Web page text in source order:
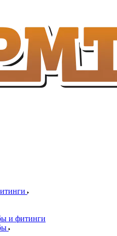
и фитинги